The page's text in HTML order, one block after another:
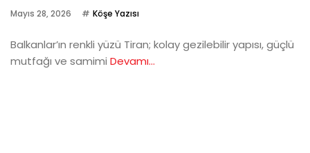
Mayıs 28, 2026 Köşe Yazısı
Balkanlar’ın renkli yüzü Tiran; kolay gezilebilir yapısı, güçlü
mutfağı ve samimi Devamı...